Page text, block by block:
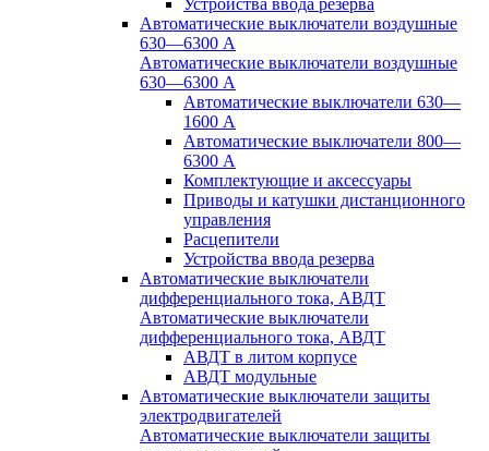
Устройства ввода резерва
Автоматические выключатели воздушные
630—6300 А
Автоматические выключатели воздушные
630—6300 А
Автоматические выключатели 630—
1600 А
Автоматические выключатели 800—
6300 А
Комплектующие и аксессуары
Приводы и катушки дистанционного
управления
Расцепители
Устройства ввода резерва
Автоматические выключатели
дифференциального тока, АВДТ
Автоматические выключатели
дифференциального тока, АВДТ
АВДТ в литом корпусе
АВДТ модульные
Автоматические выключатели защиты
электродвигателей
Автоматические выключатели защиты